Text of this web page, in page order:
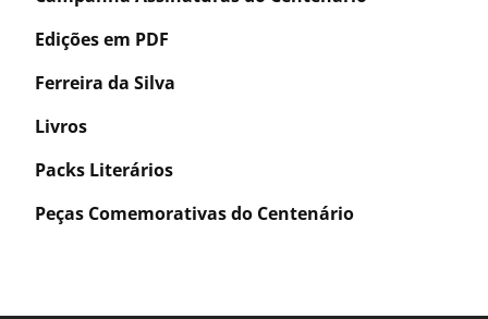
Edições em PDF
Ferreira da Silva
Livros
Packs Literários
Peças Comemorativas do Centenário